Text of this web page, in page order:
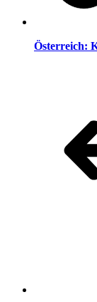
Österreich: